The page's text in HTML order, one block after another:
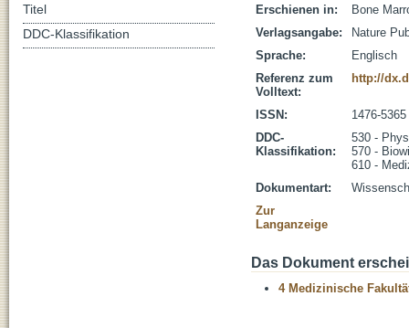
Erschienen in:
Bone
Verlagsangabe:
Nature
Sprache:
Englisch
Referenz zum
Volltext:
http://
ISSN:
1476-5365
DDC-
Klassifikation:
530 -
570 -
610 -
Dokumentart:
Zur
Langanzeige
Das Dokument
4 Medizinische
Titel
DDC-Klassifikation